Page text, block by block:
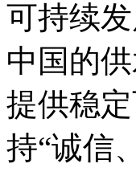
可持续
中国的
提供稳
持“诚信